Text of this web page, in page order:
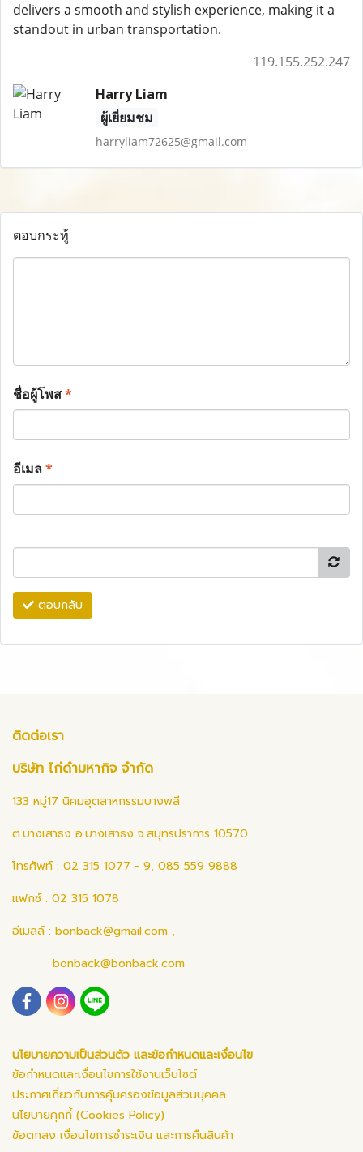
delivers a smooth and stylish experience, making it a
standout in urban transportation.
119.155.252.247
Harry Liam
ผู้เยี่ยมชม
harryliam72625@gmail.com
ตอบกระทู้
ชื่อผู้โพส*
อีเมล*
ตอบกลับ
ติดต่อเรา
บริษัท ไก่ดำมหากิจ จำกัด
133 หมู่17 นิคมอุตสาหกรรมบางพลี
ต.บางเสาธง อ.บางเสาธง จ.สมุทรปราการ 10570
โทรศัพท์ : 02 315 1077 - 9, 085 559 9888
แฟกซ์ : 02 315 1078
อีเมลล์ : bonback@gmail.com ,
bonback@bonback.com
นโยบายความเป็นส่วนตัว และข้อกำหนดและเงื่อนไข
ข้อกำหนดและเงื่อนไขการใช้งานเว็บไซต์
ประกาศเกี่ยวกับการคุ้มครองข้อมูลส่วนบุคคล
นโยบายคุกกี้ (Cookies Policy)
ข้อตกลง เงื่อนไขการชำระเงิน และการคืนสินค้า